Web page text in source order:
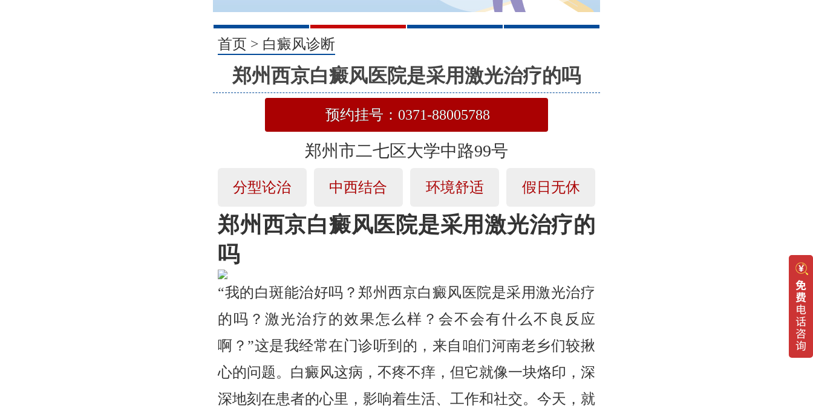
1 2 3 4
首页 > 白癜风诊断
郑州西京白癜风医院是采用激光治疗的吗
预约挂号：0371-88005788
郑州市二七区大学中路99号
分型论治 中西结合 环境舒适 假日无休
郑州西京白癜风医院是采用激光治疗的
吗
“我的白斑能治好吗？郑州西京白癜风医院是采用激光治疗
的吗？激光治疗的效果怎么样？会不会有什么不良反应
啊？”这是我经常在门诊听到的，来自咱们河南老乡们较揪
心的问题。白癜风这病，不疼不痒，但它就像一块烙印，深
深地刻在患者的心里，影响着生活、工作和社交。今天，就